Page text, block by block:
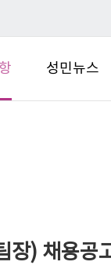
성민뉴스
장) 채용공